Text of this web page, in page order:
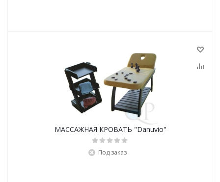
МАССАЖНАЯ КРОВАТЬ "Danuvio"
Под заказ